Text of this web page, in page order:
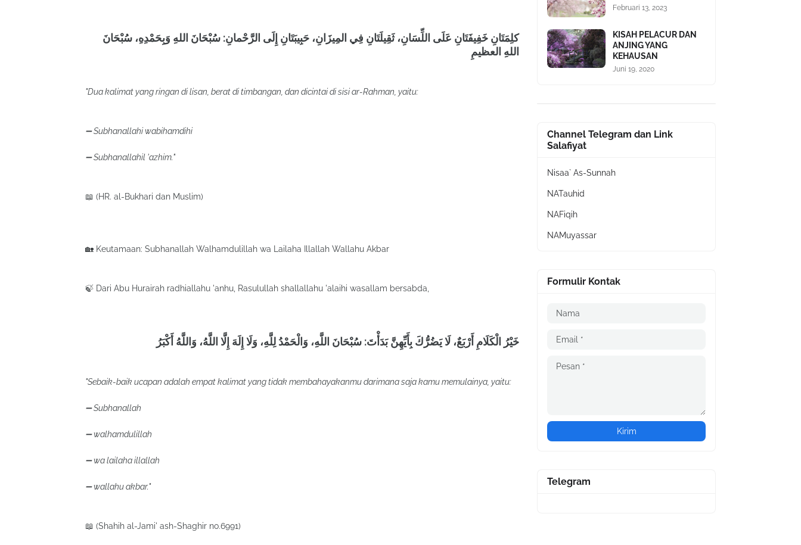
كلِمَتَانِ خَفِيفَتَانِ عَلَى اللِّسَانِ، ثَقِيلَتَانِ فِي المِيزَانِ، حَبِيبَتَانِ إِلَى الرَّحْمانِ: سُبْحَانَ اللهِ وَبِحَمْدِهِ، سُبْحَانَ
اللهِ العظيمِ
"Dua kalimat yang ringan di lisan, berat di timbangan, dan dicintai di sisi ar-Rahman, yaitu:
➖ Subhanallahi wabihamdihi
➖ Subhanallahil 'azhim."
📖 (HR. al-Bukhari dan Muslim)
🏡 Keutamaan: Subhanallah Walhamdulillah wa Lailaha Illallah Wallahu Akbar
🍃 Dari Abu Hurairah radhiallahu 'anhu, Rasulullah shallallahu 'alaihi wasallam bersabda,
خَيْرُ الْكَلَامِ أَرْبَعٌ، لَا يَضُرُّكَ بِأَيِّهِنَّ بَدَأْتَ: سُبْحَانَ اللَّهِ، وَالْحَمْدُ لِلَّهِ، وَلَا إِلَهَ إِلَّا اللَّهُ، وَاللَّهُ أَكْبَرُ
"Sebaik-baik ucapan adalah empat kalimat yang tidak membahayakanmu darimana saja kamu memulainya, yaitu:
➖ Subhanallah
➖ walhamdulillah
➖ wa lailaha illallah
➖ wallahu akbar."
📖 (Shahih al-Jami' ash-Shaghir no.6991)
Februari 13, 2023
KISAH PELACUR DAN
ANJING YANG
KEHAUSAN
Juni 19, 2020
Channel Telegram dan Link
Salafiyat
Nisaa` As-Sunnah
NATauhid
NAFiqih
NAMuyassar
Formulir Kontak
Telegram